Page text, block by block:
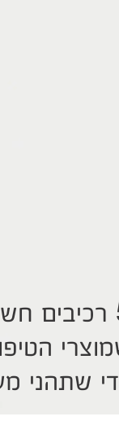
שתהני